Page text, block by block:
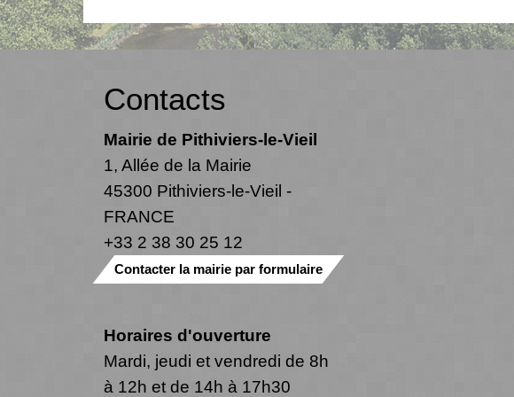
Contacts
Mairie de Pithiviers-le-Vieil
1, Allée de la Mairie
45300 Pithiviers-le-Vieil -
FRANCE
+33 2 38 30 25 12
Contacter la mairie par formulaire
Horaires d'ouverture
Mardi, jeudi et vendredi de 8h
à 12h et de 14h à 17h30